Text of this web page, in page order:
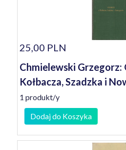
25,00 PLN
Chmielewski Grzegorz:
Kołbacza, Szadzka i
1 produkt/y
Dodaj do Koszyka